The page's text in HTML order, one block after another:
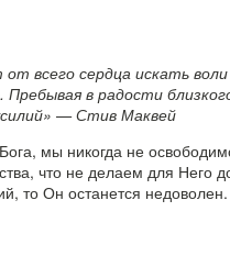
всего сердца искать
в радости
— Стив Маквей
мы никогда не
что не делаем для Него
то Он останется недоволен.